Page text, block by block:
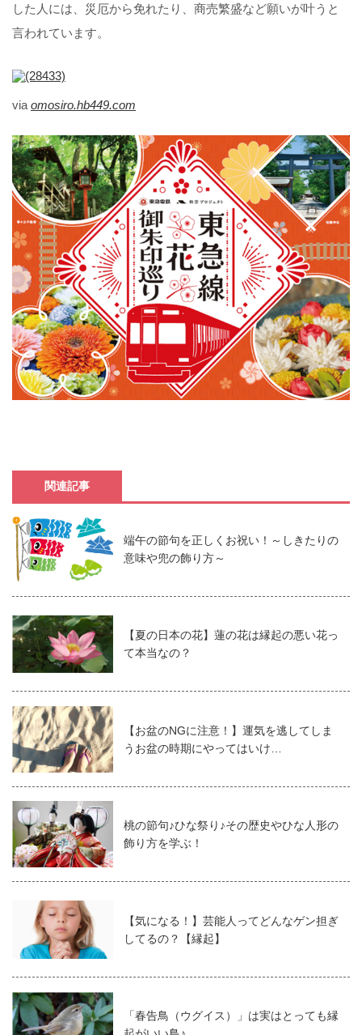
した人には、災厄から免れたり、商売繁盛など願いが叶うと
言われています。
via omosiro.hb449.com
関連記事
端午の節句を正しくお祝い！～しきたりの
意味や兜の飾り方～
【夏の日本の花】蓮の花は縁起の悪い花っ
て本当なの？
【お盆のNGに注意！】運気を逃してしま
うお盆の時期にやってはいけ…
桃の節句♪ひな祭り♪その歴史やひな人形の
飾り方を学ぶ！
【気になる！】芸能人ってどんなゲン担ぎ
してるの？【縁起】
「春告鳥（ウグイス）」は実はとっても縁